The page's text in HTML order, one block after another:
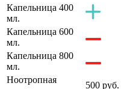
Капельница 400
мл.
Капельница 600
мл.
Капельница 800
мл.
Ноотропная
500 руб.